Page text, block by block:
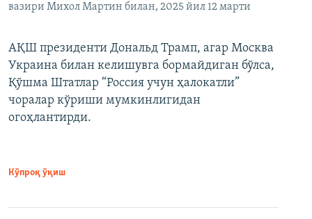
вазири Михол Мартин билан, 2025 йил 12 марти
АҚШ президенти Дональд Трамп, агар Москва
Украина билан келишувга бормайдиган бўлса,
Қўшма Штатлар “Россия учун ҳалокатли”
чоралар кўриши мумкинлигидан
огоҳлантирди.
Кўпроқ ўқиш